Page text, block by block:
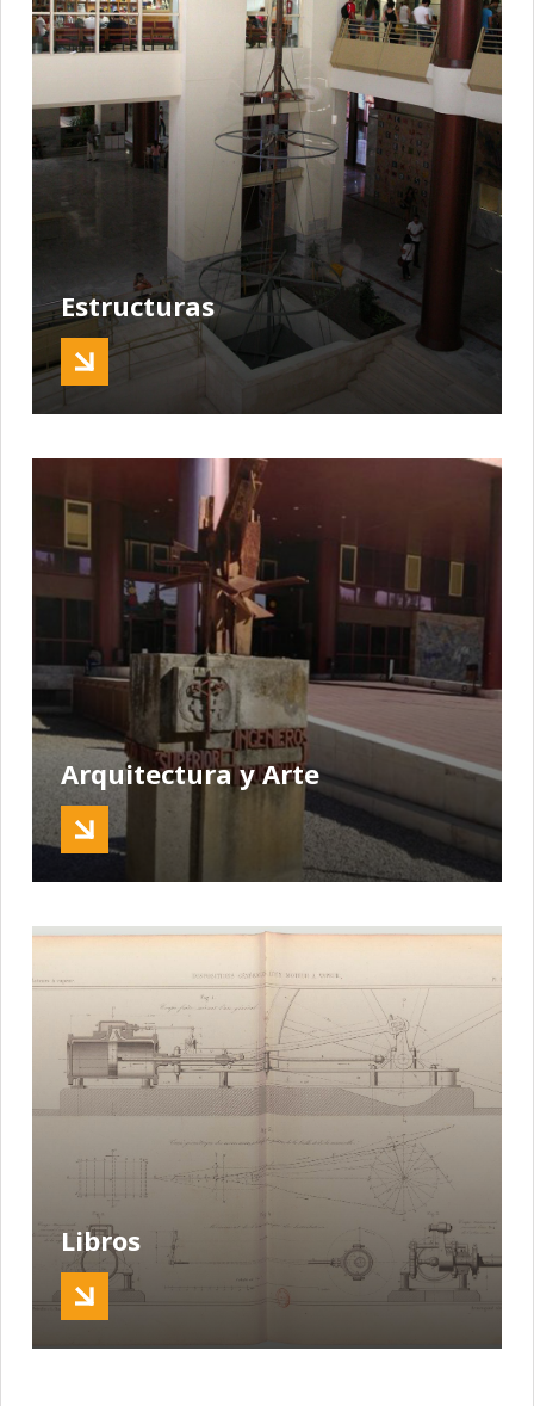
Estructuras
Arquitectura y Arte
Libros